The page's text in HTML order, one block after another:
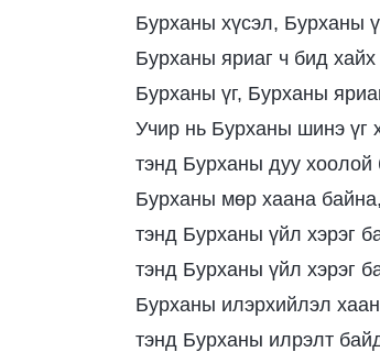
Бурханы хүсэл, Бурханы
Бурханы яриаг ч бид хайх
Бурханы үг, Бурханы
Учир нь Бурханы шинэ үг
тэнд Бурханы дуу хоолой
Бурханы мөр хаана байна,
тэнд Бурханы үйл хэрэг
тэнд Бурханы үйл хэрэг
Бурханы илэрхийлэл
тэнд Бурханы илрэлт